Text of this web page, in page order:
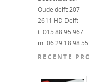
Oude delft 207
2611 HD Delft
t. 015 88 95 967
m. 06 29 18 98 55
RECENTE